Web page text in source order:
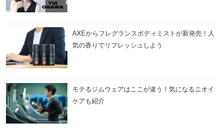
AXEからフレグランスボディミストが新発売！人
気の香りでリフレッシュしよう
モテるジムウェアはここが違う！気になるニオイ
ケアも紹介